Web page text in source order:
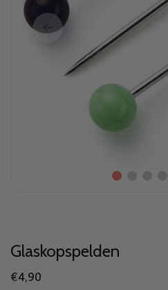
Glaskopspelden
€4,90